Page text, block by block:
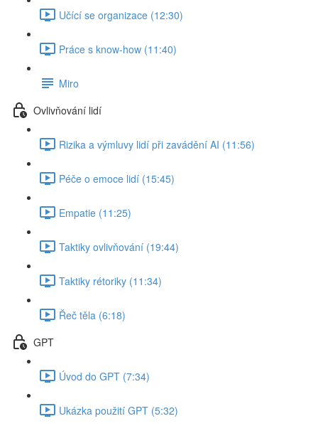
Učící se organizace (12:30)
Práce s know-how (11:40)
Miro
Ovlivňování lidí
Rizika a výmluvy lidí při zavádění AI (11:56)
Péče o emoce lidí (15:45)
Empatie (11:25)
Taktiky ovlivňování (19:44)
Taktiky rétoriky (11:34)
Řeč těla (6:18)
GPT
Úvod do GPT (7:34)
Ukázka použití GPT (5:32)